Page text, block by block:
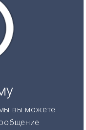
вы можете